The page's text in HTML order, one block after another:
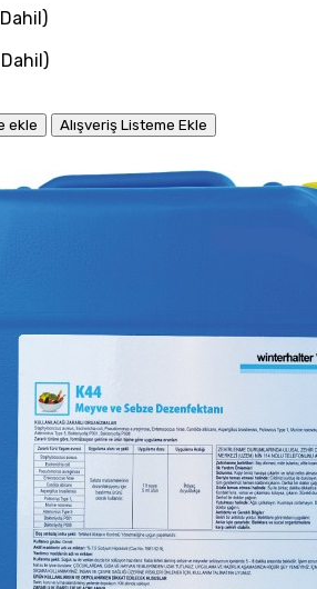
ekle
Alışveriş Listeme Ekle